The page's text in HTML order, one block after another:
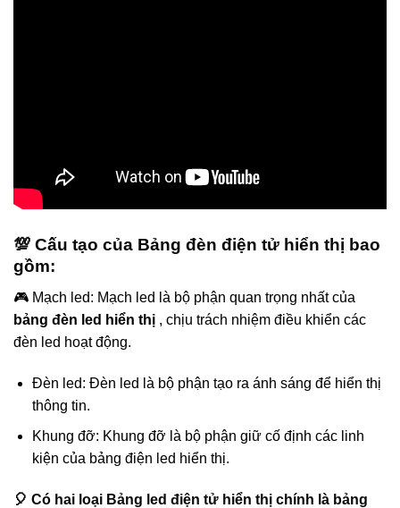
💯 Cấu tạo của Bảng đèn điện tử hiển thị bao
gồm:
🎮 Mạch led: Mạch led là bộ phận quan trọng nhất của
bảng đèn led hiển thị , chịu trách nhiệm điều khiển các
đèn led hoạt động.
Đèn led: Đèn led là bộ phận tạo ra ánh sáng để hiển thị
thông tin.
Khung đỡ: Khung đỡ là bộ phận giữ cố định các linh
kiện của bảng điện led hiển thị.
🎈 Có hai loại Bảng led điện tử hiển thị chính là bảng